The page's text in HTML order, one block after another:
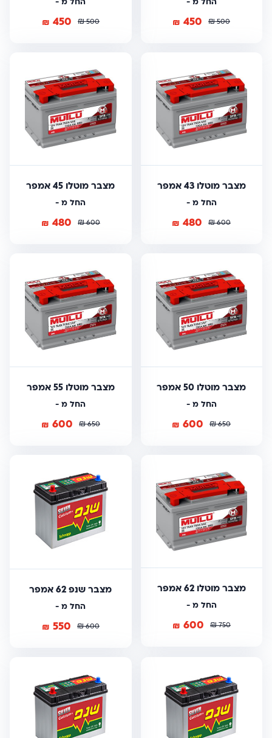
500
₪
450
₪
500
₪
450
₪
מצבר מוטלו 43 אמפר
החל מ -
600
₪
480
₪
מצבר מוטלו 45 אמפר
החל מ -
600
₪
480
₪
מצבר מוטלו 50 אמפר
החל מ -
650
₪
600
₪
מצבר מוטלו 55 אמפר
החל מ -
650
₪
600
₪
מצבר מוטלו 62 אמפר
החל מ -
750
₪
600
₪
מצבר שנפ 62 אמפר
החל מ -
600
₪
550
₪